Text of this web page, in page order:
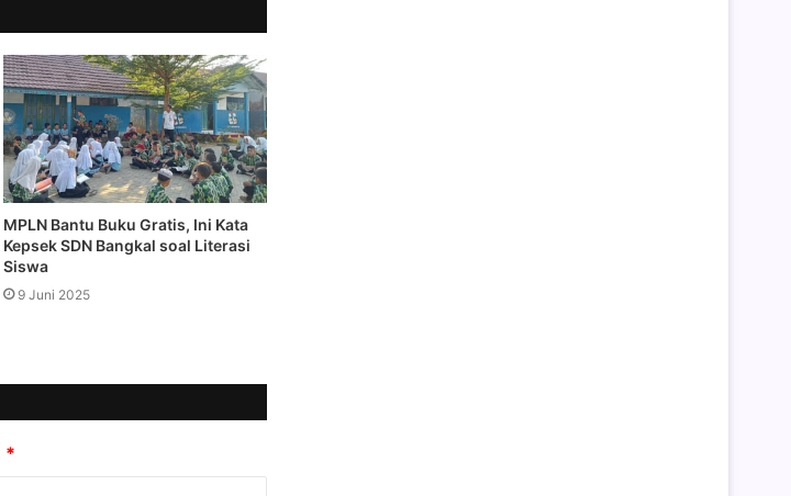
MPLN Bantu Buku Gratis, Ini Kata
Kepsek SDN Bangkal soal Literasi
Siswa
9 Juni 2025
*